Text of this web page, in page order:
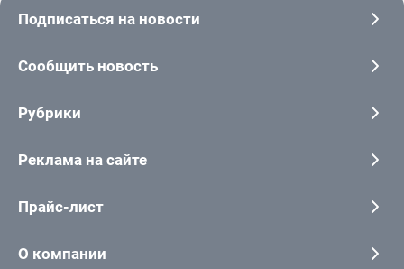
Подписаться на новости
Сообщить новость
Рубрики
Реклама на сайте
Прайс-лист
О компании